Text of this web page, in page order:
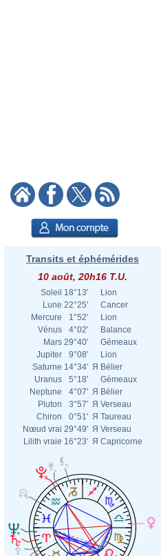
Transits et éphémérides
10 août, 20h16 T.U.
Soleil 18°13'
Lion
Lune 22°25'
Cancer
Mercure
1°52'
Lion
Vénus
4°02'
Balance
Mars 29°40'
Gémeaux
Jupiter
9°08'
Lion
Saturne 14°34' Я Bélier
Uranus
5°18'
Gémeaux
Neptune
4°07' Я Bélier
Pluton
3°57' Я Verseau
Chiron
0°51' Я Taureau
Nœud vrai 29°49' Я Verseau
Lilith vraie 16°23' Я Capricorne